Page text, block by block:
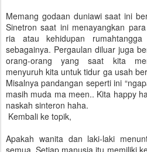
Memang godaan duniawi saat ini
Sinetron saat ini menayangkan
ria atau kehidupan
sebagainya. Pergaulan diluar juga
orang-orang yang saat kita
menyuruh kita untuk tidur ga usah
Misalnya pandangan seperti ini
masih muda ma meen.. Kita happy
naskah sinteron haha.
Kembali ke topik,
Apakah wanita dan laki-laki
semua. Setiap manusia itu memiliki